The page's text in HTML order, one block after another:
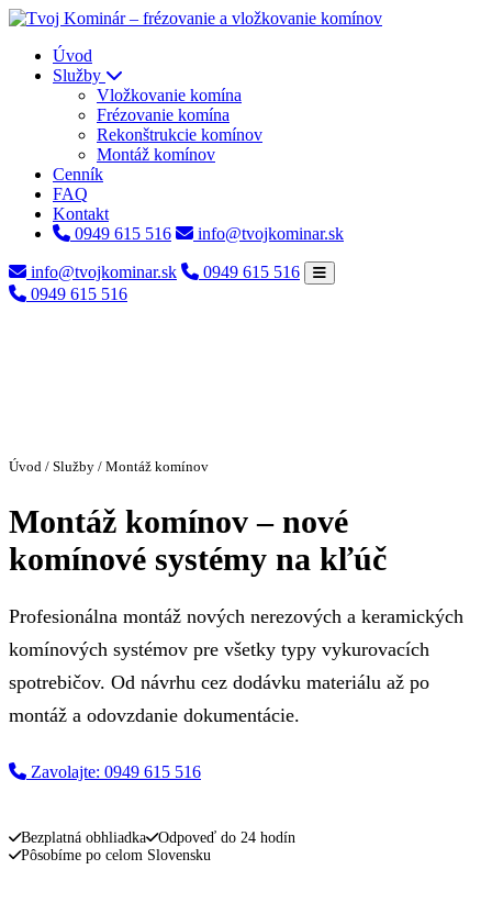
Úvod
Služby
Vložkovanie komína
Frézovanie komína
Rekonštrukcie komínov
Montáž komínov
Cenník
FAQ
Kontakt
0949 615 516
info@tvojkominar.sk
info@tvojkominar.sk
0949 615 516
0949 615 516
Úvod / Služby / Montáž komínov
Montáž komínov – nové
komínové systémy na kľúč
Profesionálna montáž nových nerezových a keramických
komínových systémov pre všetky typy vykurovacích
spotrebičov. Od návrhu cez dodávku materiálu až po
montáž a odovzdanie dokumentácie.
Zavolajte: 0949 615 516
Bezplatná obhliadka
Odpoveď do 24 hodín
Pôsobíme po celom Slovensku